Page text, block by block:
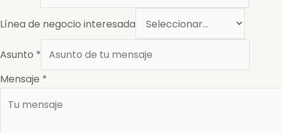
Línea de negocio interesada
Asunto *
Mensaje *